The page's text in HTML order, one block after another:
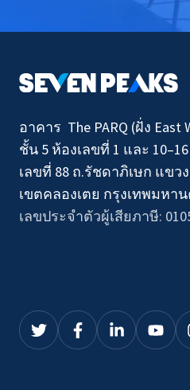
อาคาร The PARQ (ฝั่ง East
ชั้น 5 ห้องเลขที่ 1 และ 10–16
เลขที่ 88 ถ.รัชดาภิเษก แขว
เขตคลองเตย กรุงเทพมหาน
เลขประจำตัวผู้เสียภาษี: